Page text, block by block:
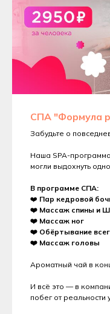
СПА "Формула
Забудьте о
Наша SPA-
могли выдохнуть
В программе СПА:
❤️ Пар кедровой
❤️ Массаж спины и
❤️ Массаж ног
❤️ Обёртывание
❤️ Массаж головы
Ароматный чай в
И всё это — в
побег от реальности